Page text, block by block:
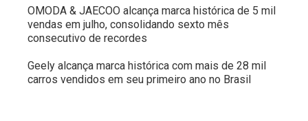
OMODA & JAECOO alcança marca histórica de 5 mil
vendas em julho, consolidando sexto mês
consecutivo de recordes
Geely alcança marca histórica com mais de 28 mil
carros vendidos em seu primeiro ano no Brasil